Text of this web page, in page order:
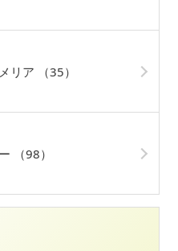
リア （35）
（98）